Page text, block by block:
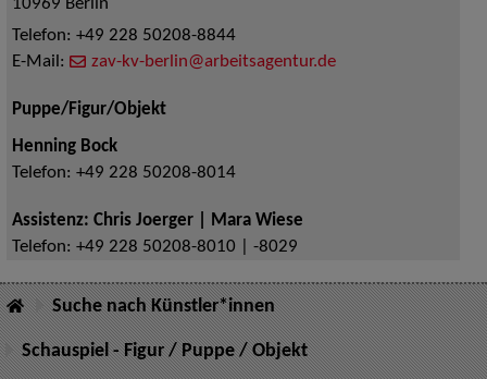
10969 Berlin
Telefon: +49 228 50208-8844
E-Mail:
zav-kv-berlin@arbeitsagentur.de
Puppe/Figur/Objekt
Henning Bock
Telefon: +49 228 50208-8014
Assistenz: Chris Joerger | Mara Wiese
Telefon: +49 228 50208-8010 | -8029
Suche nach Künstler*innen
Schauspiel - Figur / Puppe / Objekt